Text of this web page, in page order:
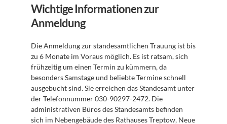
Wichtige Informationen zur
Anmeldung
Die Anmeldung zur standesamtlichen Trauung ist bis
zu 6 Monate im Voraus möglich. Es ist ratsam, sich
frühzeitig um einen Termin zu kümmern, da
besonders Samstage und beliebte Termine schnell
ausgebucht sind. Sie erreichen das Standesamt unter
der Telefonnummer 030-90297-2472. Die
administrativen Büros des Standesamts befinden
sich im Nebengebäude des Rathauses Treptow, Neue